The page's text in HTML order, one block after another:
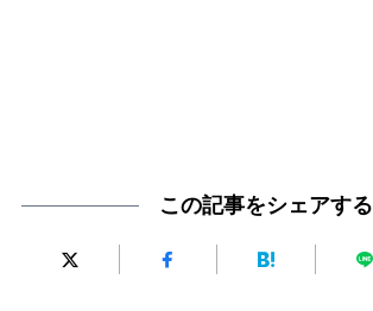
この記事をシェアする